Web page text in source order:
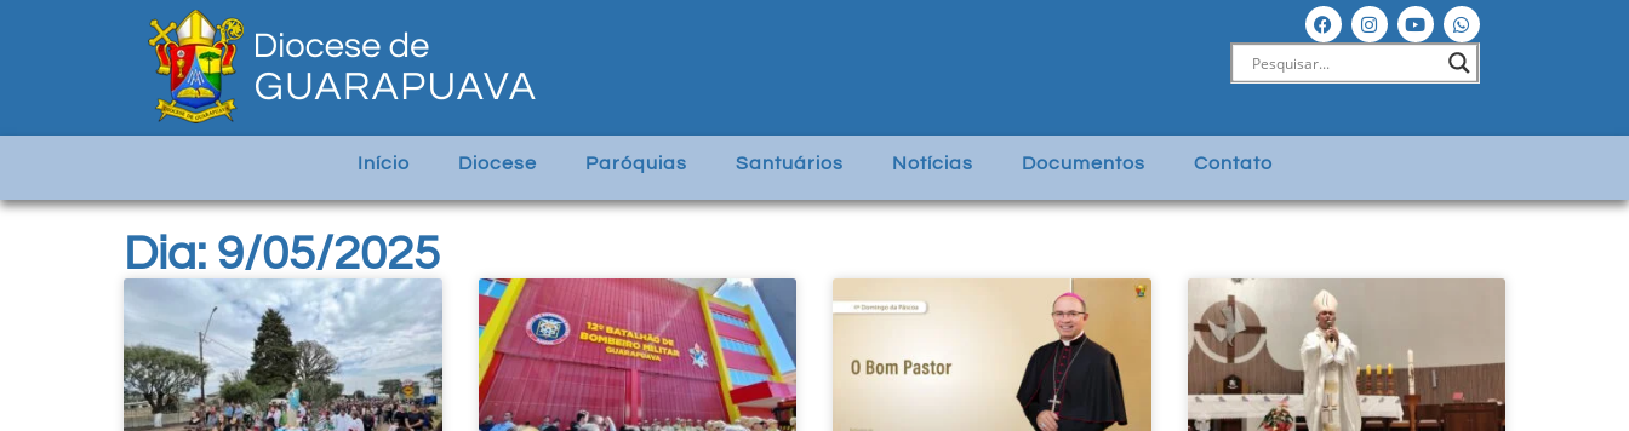
Início Diocese Paróquias Santuários Notícias Documentos Contato
Dia: 9/05/2025